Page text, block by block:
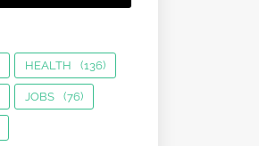
HEALTH (136)
JOBS (76)